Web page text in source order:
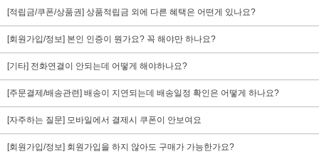
[적립금/쿠폰/상품권] 상품적립금 외에 다른 혜택은 어떤게 있나요?
[회원가입/정보] 본인 인증이 뭔가요? 꼭 해야만 하나요?
[기타] 전화연결이 안되는데 어떻게 해야하나요?
[주문결제/배송관련] 배송이 지연되는데 배송일정 확인은 어떻게 하나요?
[자주하는 질문] 모바일에서 결제시 쿠폰이 안보여요
[회원가입/정보] 회원가입을 하지 않아도 구매가 가능한가요?